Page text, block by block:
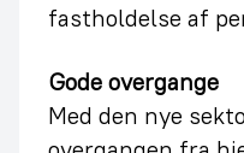
fastholdelse af
Gode overgange
Med den nye